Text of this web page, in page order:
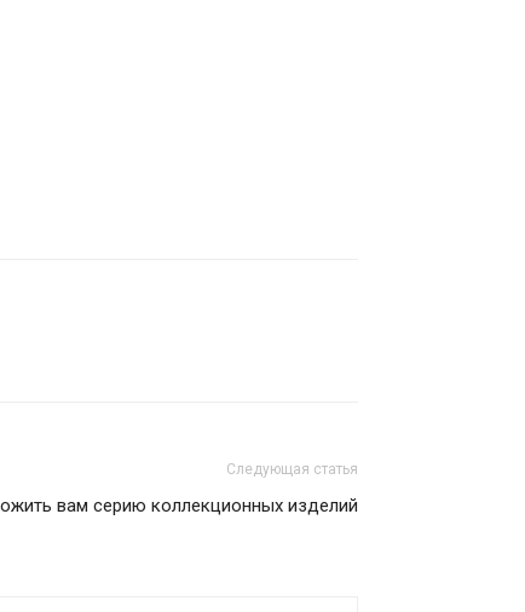
Следующая статья
вам серию коллекционных изделий